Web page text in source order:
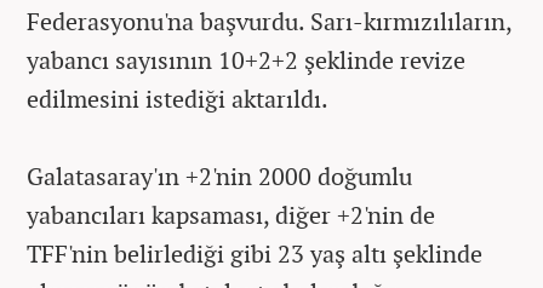
Federasyonu'na başvurdu. Sarı-kırmızılıların,
yabancı sayısının 10+2+2 şeklinde revize
edilmesini istediği aktarıldı.
Galatasaray'ın +2'nin 2000 doğumlu
yabancıları kapsaması, diğer +2'nin de
TFF'nin belirlediği gibi 23 yaş altı şeklinde